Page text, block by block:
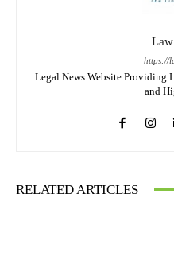
https://
Legal News Website Providing
and
RELATED ARTICLES